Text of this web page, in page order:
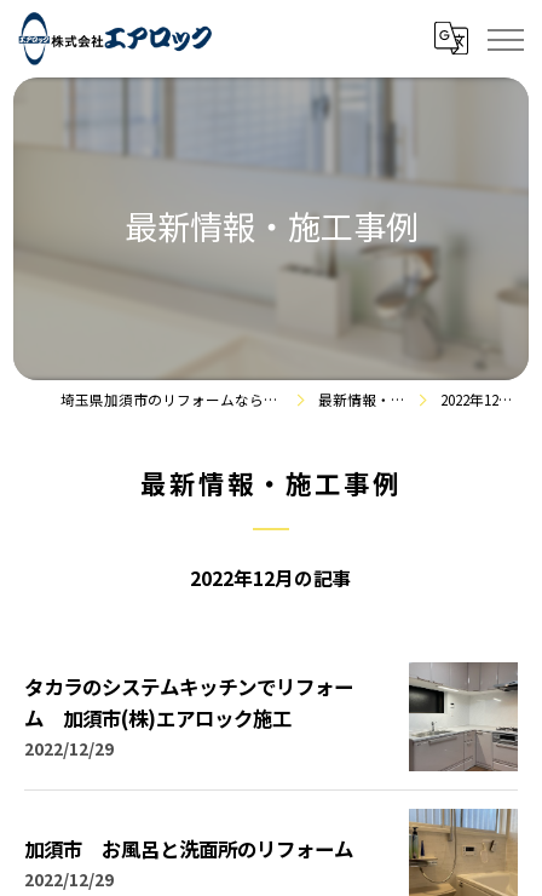
最新情報・施工事例
埼玉県加須市のリフォームなら株式会社エアロック 最新情報・施工事例 2022年12月の記事
最新情報・施工事例
2022年12月の記事
タカラのシステムキッチンでリフォー
ム 加須市(株)エアロック施工
2022/12/29
加須市 お風呂と洗面所のリフォーム
2022/12/29